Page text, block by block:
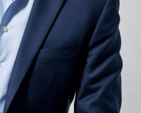
în absorbția acestor
trecere frecventă dintre
și fereastră. Un material cu
bune reduce transmiterea
vecine și către etajele
mai ales în clădirile mai
fost proiectate inițial